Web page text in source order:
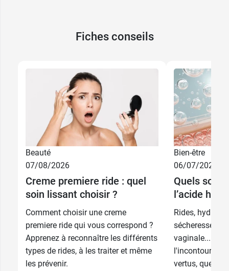
Fiches conseils
Beauté
07/08/2026
Creme premiere ride : quel
soin lissant choisir ?
Comment choisir une creme
premiere ride qui vous correspond ?
Apprenez à reconnaître les différents
types de rides, à les traiter et même
les prévenir.
Bien-être
06/07/2026
Quels sont
l’acide
Rides,
sécheresse
vaginale...
vertus, que